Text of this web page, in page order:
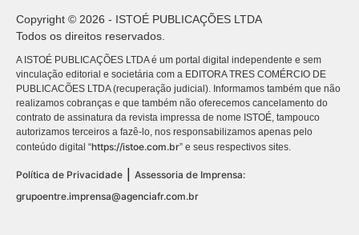
Copyright © 2026 - ISTOÉ PUBLICAÇÕES LTDA
Todos os direitos reservados.
A ISTOÉ PUBLICAÇÕES LTDA é um portal digital independente e sem
vinculação editorial e societária com a EDITORA TRES COMÉRCIO DE
PUBLICACÕES LTDA (recuperação judicial). Informamos também que não
realizamos cobranças e que também não oferecemos cancelamento do
contrato de assinatura da revista impressa de nome ISTOÉ, tampouco
autorizamos terceiros a fazê-lo, nos responsabilizamos apenas pelo
conteúdo digital “https://istoe.com.br” e seus respectivos sites.
Política de Privacidade | Assessoria de Imprensa:
grupoentre.imprensa@agenciafr.com.br